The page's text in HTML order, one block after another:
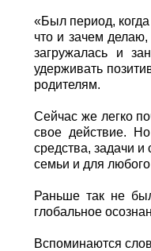
«Был период,
что и зачем
загружалась и
удерживать
родителям.
Сейчас же легко
свое действие.
средства, задачи
семьи и для
Раньше так не
глобальное
Вспоминаются